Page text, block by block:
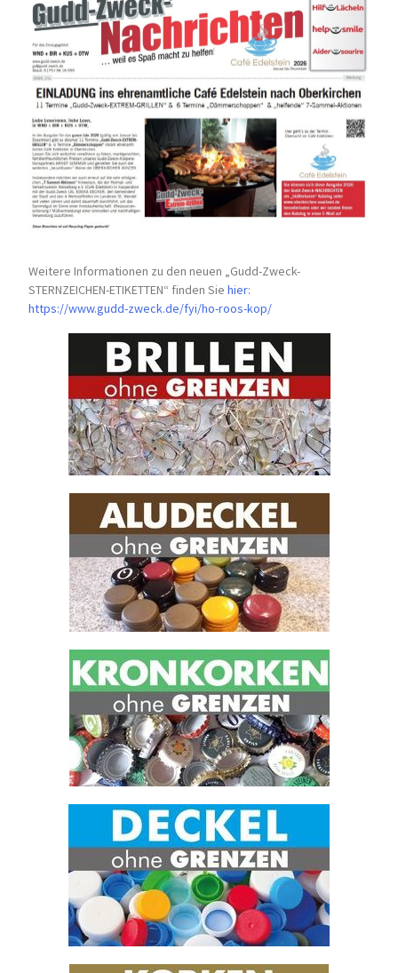
Weitere Informationen zu den neuen „Gudd-Zweck-
STERNZEICHEN-ETIKETTEN“ finden Siehier:
https://www.gudd-zweck.de/fyi/ho-roos-kop/